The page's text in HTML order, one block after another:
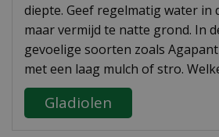
diepte. Geef regelmatig water in
maar vermijd te natte grond. In
gevoelige soorten zoals
met een laag mulch of stro.
Gladiolen